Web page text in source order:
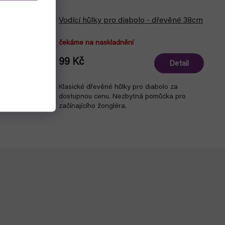
Vodící hůlky pro diabolo - dřevěné 38cm
čekáme na naskladnění
99 Kč Detail
Klasické dřevěné hůlky pro diabolo za
dostupnou cenu. Nezbytná pomůcka pro
začínajícího žongléra.